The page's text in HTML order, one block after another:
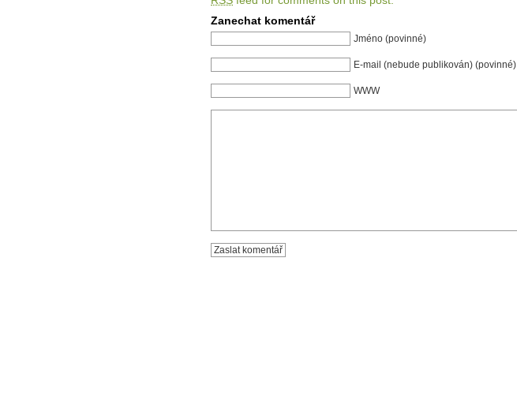
Zanechat komentář
Jméno (povinné)
E-mail (nebude publikován) (povinné)
WWW